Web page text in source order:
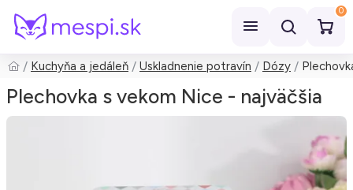
0
Hľadať
Kuchyňa a jedáleň Uskladnenie potravín Dózy
Plechovka s vekom Nice - najväčšia